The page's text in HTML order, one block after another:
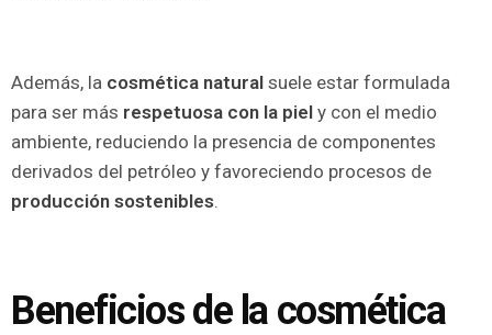
Además, la cosmética natural suele estar formulada
para ser más respetuosa con la piel y con el medio
ambiente, reduciendo la presencia de componentes
derivados del petróleo y favoreciendo procesos de
producción sostenibles.
Beneficios de la cosmética